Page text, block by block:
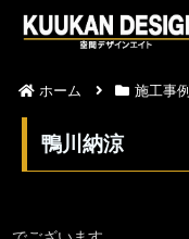
ホーム 施工事例
鴨川納涼